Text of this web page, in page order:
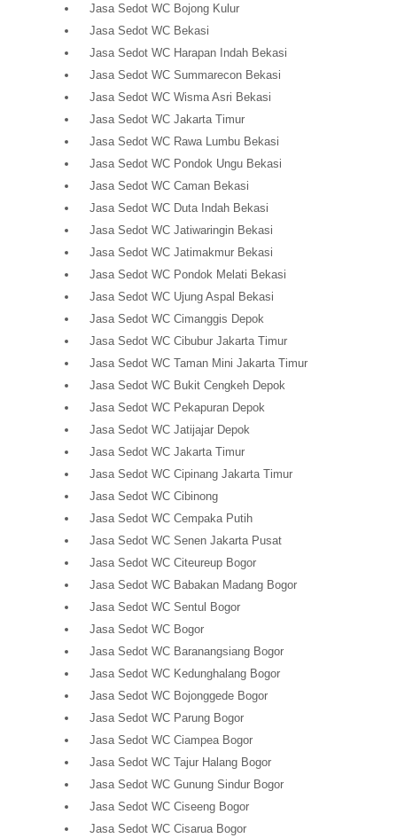
Jasa Sedot WC Bojong Kulur
Jasa Sedot WC Bekasi
Jasa Sedot WC Harapan Indah Bekasi
Jasa Sedot WC Summarecon Bekasi
Jasa Sedot WC Wisma Asri Bekasi
Jasa Sedot WC Jakarta Timur
Jasa Sedot WC Rawa Lumbu Bekasi
Jasa Sedot WC Pondok Ungu Bekasi
Jasa Sedot WC Caman Bekasi
Jasa Sedot WC Duta Indah Bekasi
Jasa Sedot WC Jatiwaringin Bekasi
Jasa Sedot WC Jatimakmur Bekasi
Jasa Sedot WC Pondok Melati Bekasi
Jasa Sedot WC Ujung Aspal Bekasi
Jasa Sedot WC Cimanggis Depok
Jasa Sedot WC Cibubur Jakarta Timur
Jasa Sedot WC Taman Mini Jakarta Timur
Jasa Sedot WC Bukit Cengkeh Depok
Jasa Sedot WC Pekapuran Depok
Jasa Sedot WC Jatijajar Depok
Jasa Sedot WC Jakarta Timur
Jasa Sedot WC Cipinang Jakarta Timur
Jasa Sedot WC Cibinong
Jasa Sedot WC Cempaka Putih
Jasa Sedot WC Senen Jakarta Pusat
Jasa Sedot WC Citeureup Bogor
Jasa Sedot WC Babakan Madang Bogor
Jasa Sedot WC Sentul Bogor
Jasa Sedot WC Bogor
Jasa Sedot WC Baranangsiang Bogor
Jasa Sedot WC Kedunghalang Bogor
Jasa Sedot WC Bojonggede Bogor
Jasa Sedot WC Parung Bogor
Jasa Sedot WC Ciampea Bogor
Jasa Sedot WC Tajur Halang Bogor
Jasa Sedot WC Gunung Sindur Bogor
Jasa Sedot WC Ciseeng Bogor
Jasa Sedot WC Cisarua Bogor